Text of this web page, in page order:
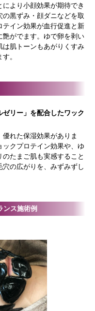
より小顔効果が期待でき
黒ずみ・顔ダニなどを取
テイン効果が血行促進と新
艶がでます。ゆで卵を剥い
は肌トーンもあがりくすみ
。
リー」を配合したワック
れた保湿効果がありま
クプロテイン効果や、ゆ
たまご肌も実感すること
の広がりを、みずみずし
ンス施術例